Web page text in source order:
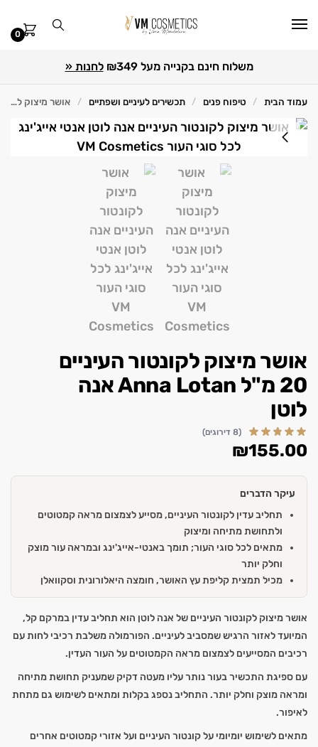
0
משלוח חינם בקנייה מעל ₪349 לחנות «
עמוד הבית / טיפוח פנים / תכשירים לעיניים ושפתיים / אושר מיצוק לקונטור העיניים 20 מ"ל Anna Lotan אנה לוטן
אושר מיצוק לקונטור העיניים
20 מ"ל Anna Lotan אנה
לוטן
(8 דירוגים)
₪155.00
עיקר הדברים
תחליב עדין לקונטור העיניים, מסייע לצמצום מראה קמטוטים
ולתחושת מתיחה ומיצוק
מתאים לכל סוגי העור; תומך באנטי-אייג'ינג ובמראה עור מוצק
וחלק יותר
מכיל תמצית קליפת עץ האושר, חומצה היאלורונית וסקוואלן
אושר מיצוק לקונטור העיניים של אנה לוטן הוא תחליב עדין במרקם קל,
המיועד לאזור הרגיש שמסביב לעיניים. הפורמולה משלבת רכיבי לחות עם
רכיבים המסייעים לצמצום מראה הקמטוטים על העור העדין.
עם ספיגת התכשיר בעור נותר עליו מעטה דקיק שמעניק תחושת מתיחה
ומראה מוצק וחלק יותר. התחליב נספג בקלות ומתאים לשימוש גם מתחת
לאיפור.
מתאים לשימוש יומיומי על קונטור העיניים ועל אזורי קמטוטים אחרים